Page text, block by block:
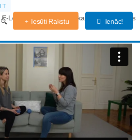
LT
E-Lekcijas Grūtniecības kalendārs Forums
Iesūti Rakstu Ienāc!